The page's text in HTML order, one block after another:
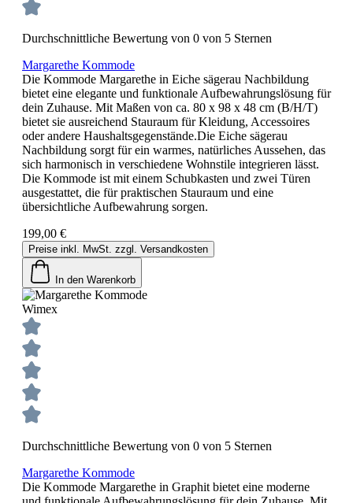
Durchschnittliche Bewertung von 0 von 5 Sternen
Margarethe Kommode
Die Kommode Margarethe in Eiche sägerau Nachbildung
bietet eine elegante und funktionale Aufbewahrungslösung für
dein Zuhause. Mit Maßen von ca. 80 x 98 x 48 cm (B/H/T)
bietet sie ausreichend Stauraum für Kleidung, Accessoires
oder andere Haushaltsgegenstände.Die Eiche sägerau
Nachbildung sorgt für ein warmes, natürliches Aussehen, das
sich harmonisch in verschiedene Wohnstile integrieren lässt.
Die Kommode ist mit einem Schubkasten und zwei Türen
ausgestattet, die für praktischen Stauraum und eine
übersichtliche Aufbewahrung sorgen.
199,00 €
Preise inkl. MwSt. zzgl. Versandkosten
In den Warenkorb
Wimex
Durchschnittliche Bewertung von 0 von 5 Sternen
Margarethe Kommode
Die Kommode Margarethe in Graphit bietet eine moderne